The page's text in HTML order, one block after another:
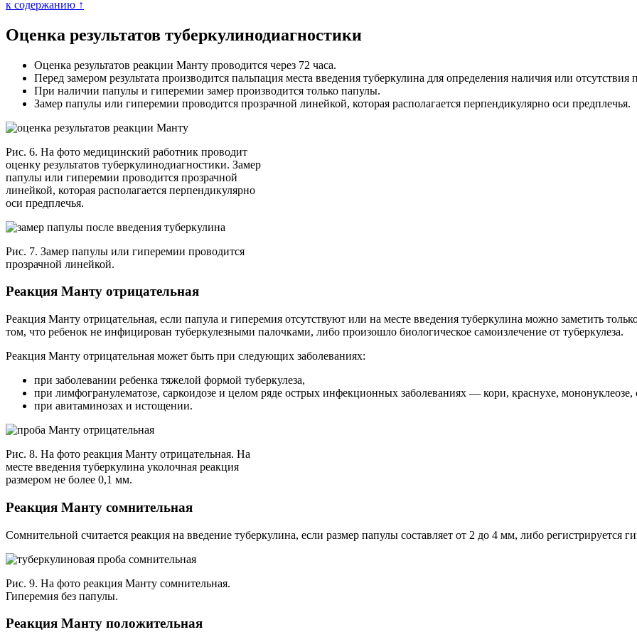
к содержанию ↑
Оценка результатов туберкулинодиагностики
Оценка результатов реакции Манту проводится через 72 часа.
Перед замером результата производится пальпация места введения туберкулина для определения наличия или отсутствия
При наличии папулы и гиперемии замер производится только папулы.
Замер папулы или гиперемии проводится прозрачной линейкой, которая располагается перпендикулярно оси предплечья.
Рис. 6. На фото медицинский работник проводит
оценку результатов туберкулинодиагностики. Замер
папулы или гиперемии проводится прозрачной
линейкой, которая располагается перпендикулярно
оси предплечья.
Рис. 7. Замер папулы или гиперемии проводится
прозрачной линейкой.
Реакция Манту отрицательная
Реакция Манту отрицательная, если папула и гиперемия отсутствуют или на месте введения туберкулина можно заметить
том, что ребенок не инфицирован туберкулезными палочками, либо произошло биологическое самоизлечение от туберкулеза.
Реакция Манту отрицательная может быть при следующих заболеваниях:
при заболевании ребенка тяжелой формой туберкулеза,
при лимфогранулематозе, саркоидозе и целом ряде острых инфекционных заболеваниях — кори, краснухе, мононуклеозе,
при авитаминозах и истощении.
Рис. 8. На фото реакция Манту отрицательная. На
месте введения туберкулина уколочная реакция
размером не более 0,1 мм.
Реакция Манту сомнительная
Сомнительной считается реакция на введение туберкулина, если размер папулы составляет от 2 до 4 мм, либо регистрируется
Рис. 9. На фото реакция Манту сомнительная.
Гиперемия без папулы.
Реакция Манту положительная